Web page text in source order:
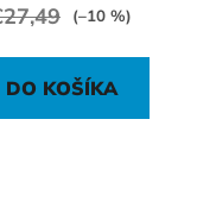
(–10 %)
DO KOŠÍKA